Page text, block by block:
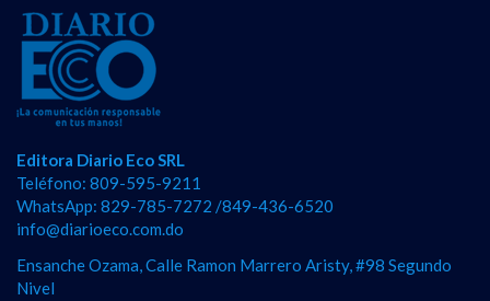
Editora Diario Eco SRL
Teléfono: 809-595-9211
WhatsApp: 829-785-7272 /849-436-6520
info@diarioeco.com.do
Ensanche Ozama, Calle Ramon Marrero Aristy, #98 Segundo
Nivel